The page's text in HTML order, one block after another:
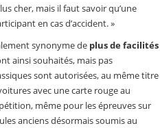
cher, mais il faut savoir qu’une
en cas d’accident. »
synonyme de plus de facilités
ainsi souhaités, mais pas
sont autorisées, au même titre
avec une carte rouge au
même pour les épreuves sur
anciens désormais soumis au